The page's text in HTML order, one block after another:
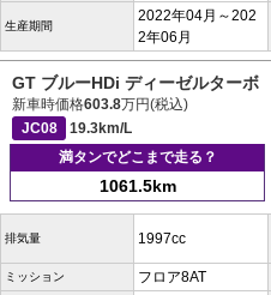
生産期間
2022年04月～202
2年06月
GT ブルーHDi ディーゼルターボ
新車時価格603.8万円(税込)
JC08
19.3km/L
満タンでどこまで走る？
1061.5km
排気量 1997cc
ミッション フロア8AT